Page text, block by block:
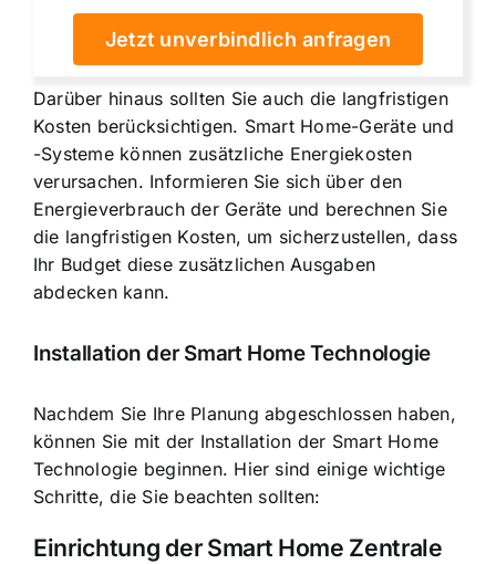
Jetzt unverbindlich anfragen
Darüber hinaus sollten Sie auch die langfristigen
Kosten berücksichtigen. Smart Home-Geräte und
-Systeme können zusätzliche Energiekosten
verursachen. Informieren Sie sich über den
Energieverbrauch der Geräte und berechnen Sie
die langfristigen Kosten, um sicherzustellen, dass
Ihr Budget diese zusätzlichen Ausgaben
abdecken kann.
Installation der Smart Home Technologie
Nachdem Sie Ihre Planung abgeschlossen haben,
können Sie mit der Installation der Smart Home
Technologie beginnen. Hier sind einige wichtige
Schritte, die Sie beachten sollten:
Einrichtung der Smart Home Zentrale